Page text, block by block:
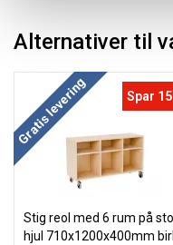
Alternativer til
Gratis levering Spar
Stig reol med 6 rum på
hjul 710x1200x400mm